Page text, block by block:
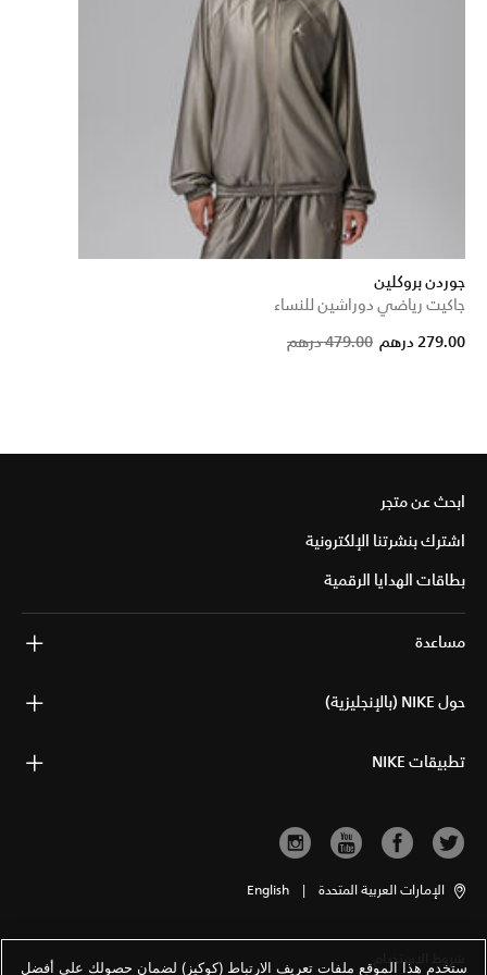
جوردن بروكلين
جاكيت رياضي دوراشين للنساء
Price
479.00 درهم to
279.00 درهم
ابحث عن متجر
اشترك بنشرتنا الإلكترونية
بطاقات الهدايا الرقمية
مساعدة
حول NIKE (بالإنجليزية)
تطبيقات NIKE
الإمارات العربية المتحدة |
English
شروط الاستخدام
ستخدم هذا الموقع ملفات تعريف الارتباط (كوكيز) لضمان حصولك على أفضل